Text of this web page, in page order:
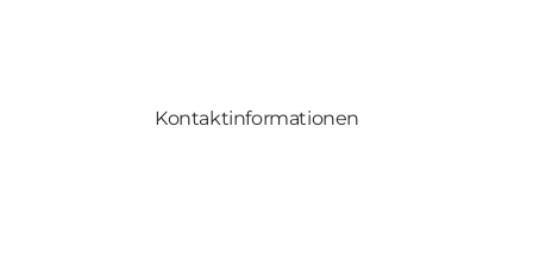
Kontaktinformationen